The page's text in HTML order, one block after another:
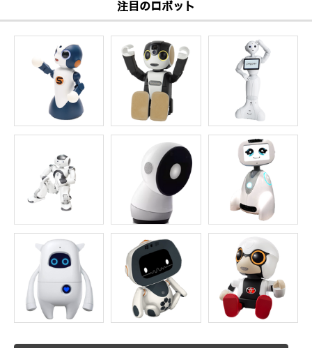
注目のロボット